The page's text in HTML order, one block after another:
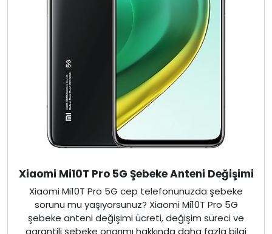
Xiaomi Mi10T Pro 5G Şebeke Anteni Değişimi
Xiaomi Mi10T Pro 5G cep telefonunuzda şebeke
sorunu mu yaşıyorsunuz? Xiaomi Mi10T Pro 5G
şebeke anteni değişimi ücreti, değişim süreci ve
garantili şebeke onarımı hakkında daha fazla bilgi